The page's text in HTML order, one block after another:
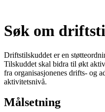
Søk om
Driftstilskuddet er en
Tilskuddet skal bidra til økt
fra organisasjonenes drifts- og
aktivitetsnivå.
Målsetning